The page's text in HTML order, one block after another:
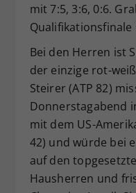
mit 7:5, 3:6, 0:6.
Bei den Herren ist
der einzige rot-
Steirer (ATP 82)
Donnerstagabend
mit dem US-
42) und würde bei
auf den
Hausherren und